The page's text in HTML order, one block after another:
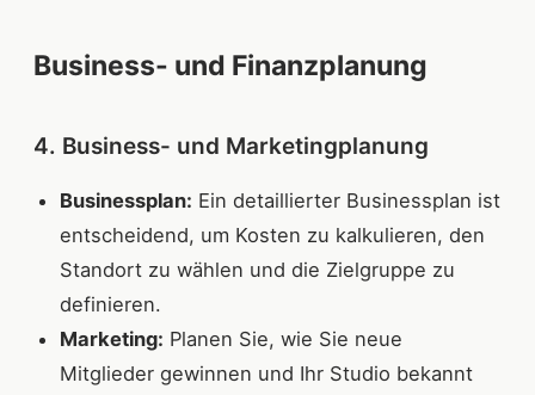
Business- und Finanzplanung
4. Business- und Marketingplanung
Businessplan: Ein detaillierter Businessplan ist
entscheidend, um Kosten zu kalkulieren, den
Standort zu wählen und die Zielgruppe zu
definieren.
Marketing: Planen Sie, wie Sie neue
Mitglieder gewinnen und Ihr Studio bekannt